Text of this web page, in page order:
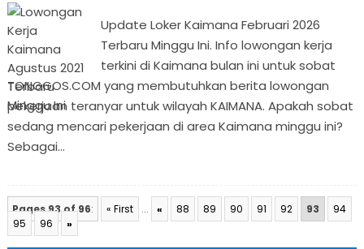
Update Loker Kaimana Februari 2026
Terbaru Minggu Ini. Info lowongan kerja
terkini di Kaimana bulan ini untuk sobat
TONGGOS.COM yang membutuhkan berita lowongan
pekerjaan teranyar untuk wilayah KAIMANA. Apakah sobat
sedang mencari pekerjaan di area Kaimana minggu ini?
Sebagai...
Pages 93 of 96: « First ... « 88 89 90 91 92 93
94
95
96 »